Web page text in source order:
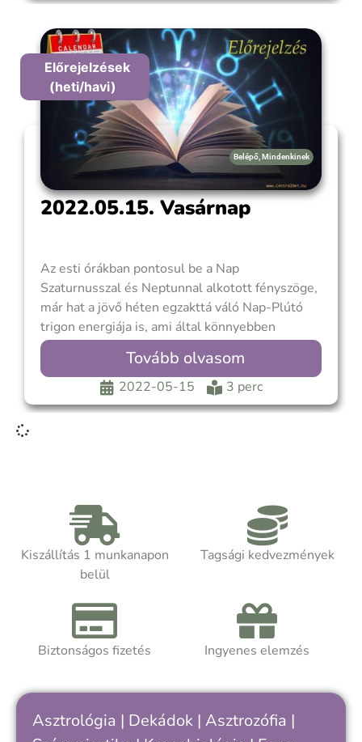
időszakra. Bika telihold teljes
holdfogyatkozással
Előrejelzések
(heti/havi)
Belépő Mindenkinek
2022.05.15. Vasárnap
Az esti órákban pontosul be a Nap
Szaturnusszal és Neptunnal alkotott fényszöge,
már hat a jövő héten egzakttá váló Nap-Plútó
trigon energiája is, ami által könnyebben
érhetünk el sikereket, átlagosnál elszántabbnak
és céltudatosabbak lehetünk. Továbbá már hat a
hétfő kora reggel bepontosuló Telihold is, ami
ismét egy különleges Telihold lesz,
Tovább olvasom
2022-05-15 3 perc
Kiszállítás 1 munkanapon
belül
Tagsági kedvezmények
Biztonságos fizetés Ingyenes elemzés
Asztrológia | Dekádok | Asztrozófia |